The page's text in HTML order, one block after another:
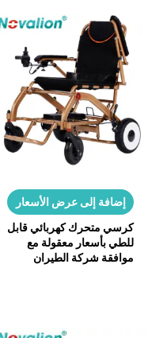
إضافة إلى عرض الأسعار
كرسي متحرك كهربائي قابل
للطي بأسعار معقولة مع
موافقة شركة الطيران